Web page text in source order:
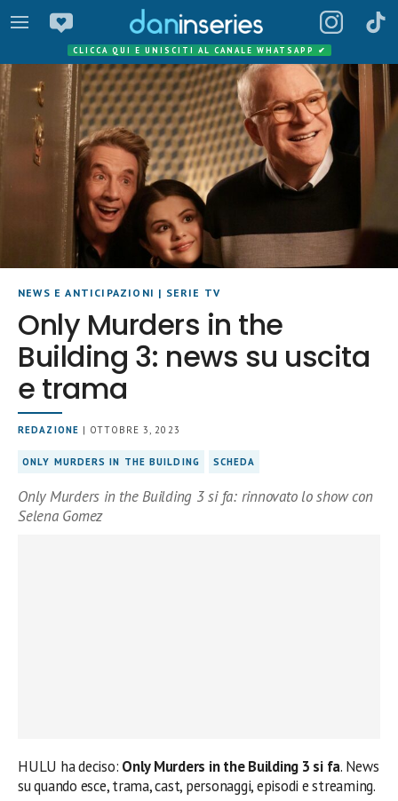
CLICCA QUI E UNISCITI AL CANALE WHATSAPP ✔
NEWS E ANTICIPAZIONI | SERIE TV
Only Murders in the
Building 3: news su uscita
e trama
REDAZIONE | OTTOBRE 3, 2023
ONLY MURDERS IN THE BUILDING SCHEDA
Only Murders in the Building 3 si fa: rinnovato lo show con
Selena Gomez
HULU ha deciso: Only Murders in the Building 3 si fa. News
su quando esce, trama, cast, personaggi, episodi e streaming.